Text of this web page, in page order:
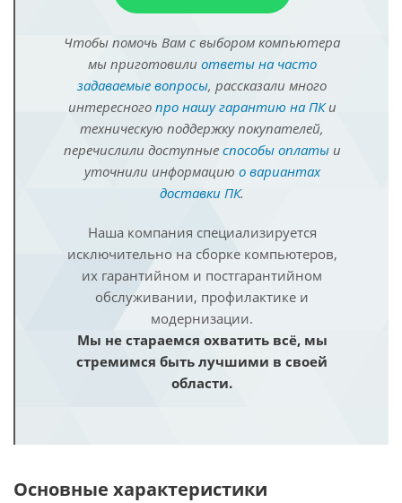
Чтобы помочь Вам с выбором компьютера
мы приготовили ответы на часто
задаваемые вопросы, рассказали много
интересного про нашу гарантию на ПКи
техническую поддержку покупателей,
перечислили доступные способы оплатыи
уточнили информацию о вариантах
доставки ПК.
Наша компания специализируется
исключительно на сборке компьютеров,
их гарантийном и постгарантийном
обслуживании, профилактике и
модернизации.
Мы не стараемся охватить всё, мы
стремимся быть лучшими в своей
области.
Основные характеристики